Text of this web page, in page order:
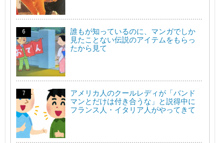
誰もが知っているのに、マンガでしか
見たことない伝説のアイテムをもらっ
たから見て
アメリカ人のクールレディが「バンド
マンとだけは付き合うな」と説得中に
フランス人・イタリア人がやってきて